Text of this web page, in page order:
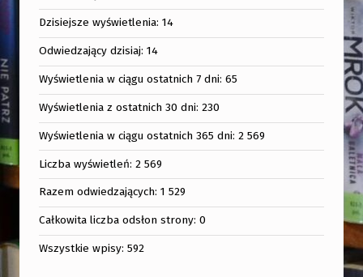
Dzisiejsze wyświetlenia:14
Odwiedzający dzisiaj:14
Wyświetlenia w ciągu ostatnich 7 dni:65
Wyświetlenia z ostatnich 30 dni:230
Wyświetlenia w ciągu ostatnich 365 dni:2 569
Liczba wyświetleń:2 569
Razem odwiedzających:1 529
Całkowita liczba odsłon strony:0
Wszystkie wpisy:592